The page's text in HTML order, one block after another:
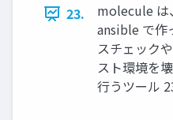
23.
molecule は
ansible で作
スチェック
スト環境を
行うツール